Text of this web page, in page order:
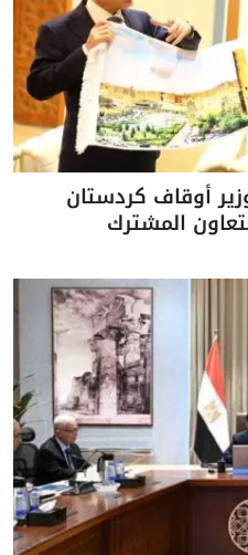
أوقاف كردستان
المشترك